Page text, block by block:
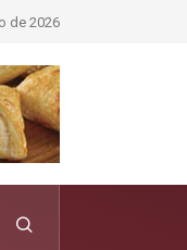
de 2026